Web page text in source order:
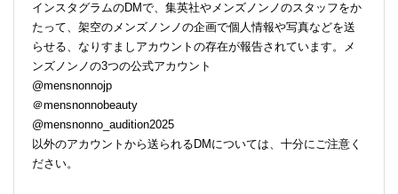
インスタグラムのDMで、集英社やメンズノンノのスタッフをか
たって、架空のメンズノンノの企画で個人情報や写真などを送
らせる、なりすましアカウントの存在が報告されています。メ
ンズノンノの3つの公式アカウント
@mensnonnojp
＠mensnonnobeauty
@mensnonno_audition2025
以外のアカウントから送られるDMについては、十分にご注意く
ださい。